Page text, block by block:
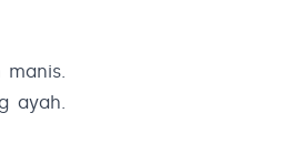
ayah.